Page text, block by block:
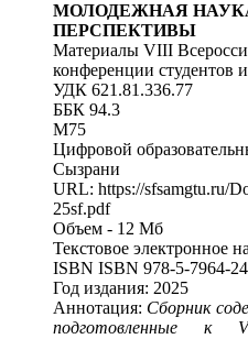
МОЛОДЕЖНАЯ
ПЕРСПЕКТИВЫ
Материалы VIII
конференции студентов
УДК 621.81.336.77
ББК 94.3
М75
Цифровой
Сызрани
URL: https://sfsamgtu.ru/
25sf.pdf
Объем - 12 Мб
Текстовое электронное
ISBN ISBN 978-5-7964-
Год издания: 2025
Аннотация: Сборник
подготовленные к